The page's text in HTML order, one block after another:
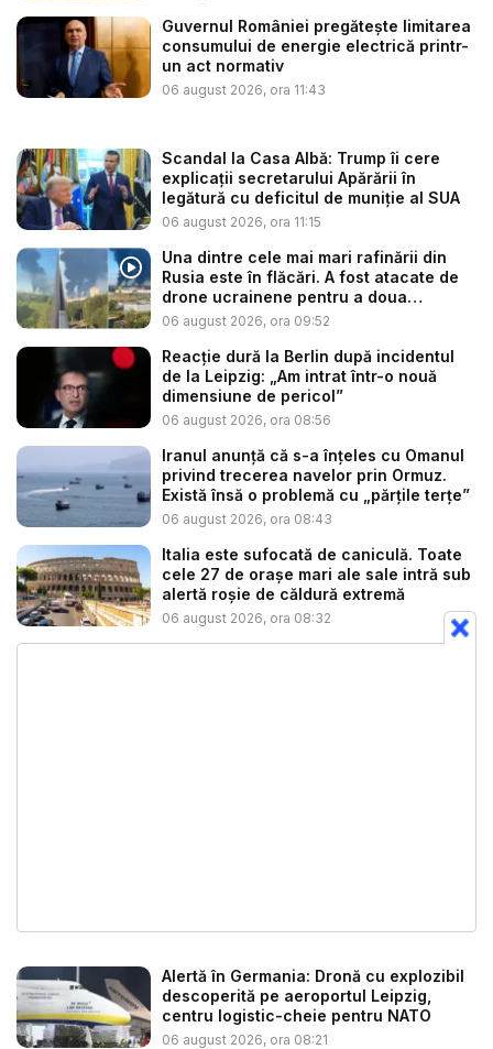
Guvernul României pregătește limitarea
consumului de energie electrică printr-
un act normativ
06 august 2026, ora 11:43
Scandal la Casa Albă: Trump îi cere
explicații secretarului Apărării în
legătură cu deficitul de muniție al SUA
06 august 2026, ora 11:15
Una dintre cele mai mari rafinării din
Rusia este în flăcări. A fost atacate de
drone ucrainene pentru a doua
noapte...
06 august 2026, ora 09:52
Reacție dură la Berlin după incidentul
de la Leipzig: „Am intrat într-o nouă
dimensiune de pericol”
06 august 2026, ora 08:56
Iranul anunță că s-a înțeles cu Omanul
privind trecerea navelor prin Ormuz.
Există însă o problemă cu „părțile terțe”
06 august 2026, ora 08:43
Italia este sufocată de caniculă. Toate
cele 27 de oraşe mari ale sale intră sub
alertă roșie de căldură extremă
06 august 2026, ora 08:32
Alertă în Germania: Dronă cu explozibil
descoperită pe aeroportul Leipzig,
centru logistic-cheie pentru NATO
06 august 2026, ora 08:21